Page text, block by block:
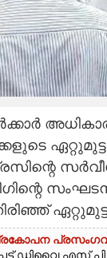
ഡിവൈ.എസ്.പി